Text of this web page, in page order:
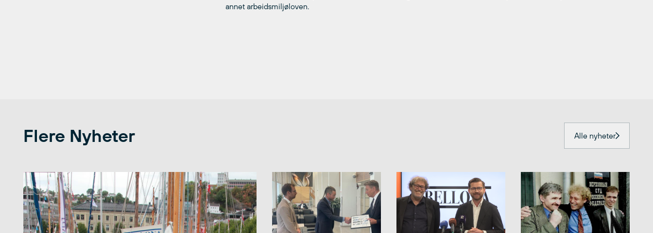
annet arbeidsmiljøloven.
Flere Nyheter Alle nyheter